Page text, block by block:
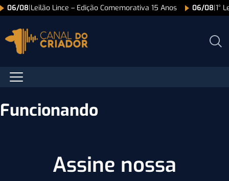
06/08|Leilão Lince – Edição Comemorativa 15 Anos 06/08|1°
Funcionando
Assine nossa